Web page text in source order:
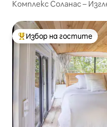
Комплекс Соланас –
Най-популярен избор
Избор на гостите